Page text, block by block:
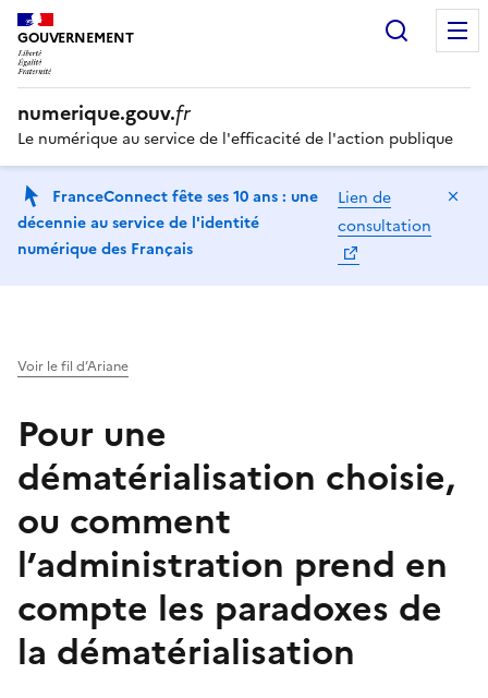
GOUVERNEMENT
numerique.gouv.fr
Le numérique au service de l'efficacité de l'action publique
FranceConnect fête ses 10 ans : une
décennie au service de l'identité
numérique des Français
Lien de
consultation
Voir le fil d’Ariane
Pour une
dématérialisation choisie,
ou comment
l’administration prend en
compte les paradoxes de
la dématérialisation